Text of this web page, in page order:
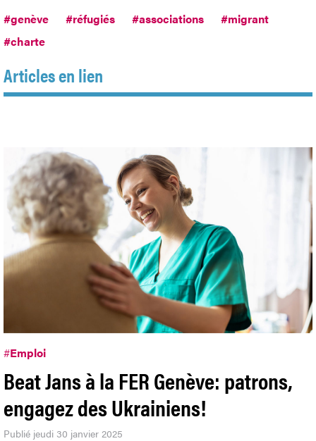
#genève #réfugiés #associations
#migrant
#charte
Articles en lien
#Emploi
Beat Jans à la FER Genève: patrons,
engagez des Ukrainiens!
Publié jeudi 30 janvier 2025